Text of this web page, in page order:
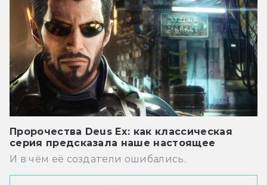
Пророчества Deus Ex: как классическая
серия предсказала наше настоящее
И в чём её создатели ошибались.